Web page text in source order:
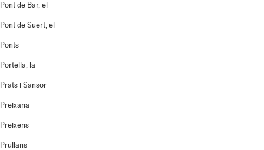
Pont de Bar, el
Pont de Suert, el
Ponts
Portella, la
Prats i Sansor
Preixana
Preixens
Prullans